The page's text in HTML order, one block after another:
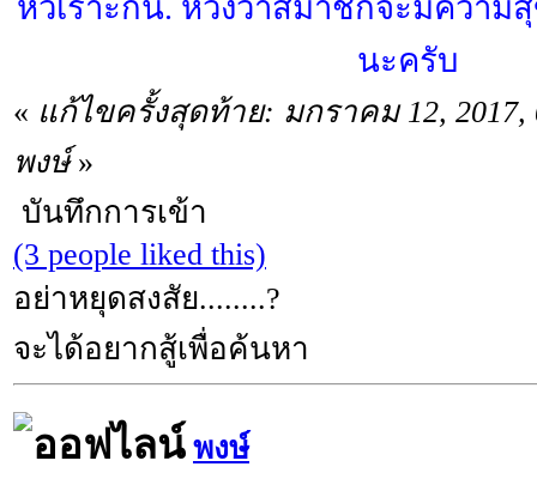
หัวเราะกัน. หวังว่าสมาชิกจะมีควา
นะครับ
« แก้ไขครั้งสุดท้าย: มกราคม 12, 2017,
พงษ์»
บันทึกการเข้า
(3 people liked this)
อย่าหยุดสงสัย........?
จะได้อยากสู้เพื่อค้นหา
พงษ์